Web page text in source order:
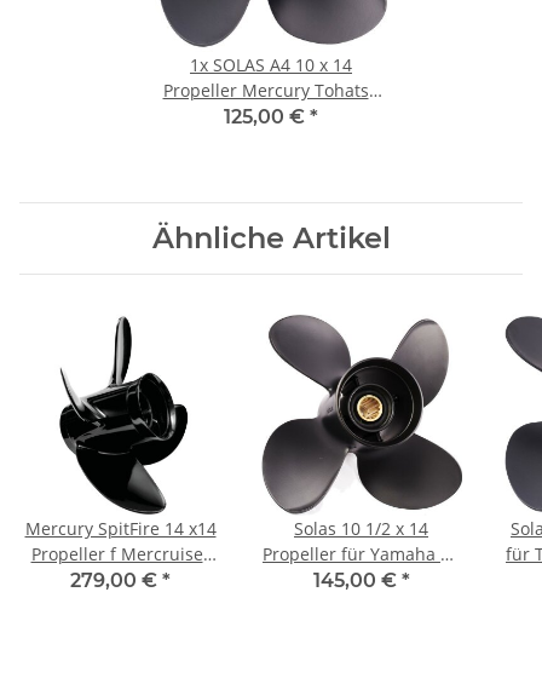
1x SOLAS A4 10 x 14
Propeller Mercury Tohatsu
25-30PS 3"Getriebe10Zähne
125,00 € *
Ähnliche Artikel
Mercury SpitFire 14 x14
Propeller f Mercruiser
Alpha One Bravo 1 4-
279,00 € *
Solas 10 1/2 x 14
Propeller für Yamaha 40
50 60 PS 4 Blatt mit 13
145,00 € *
für